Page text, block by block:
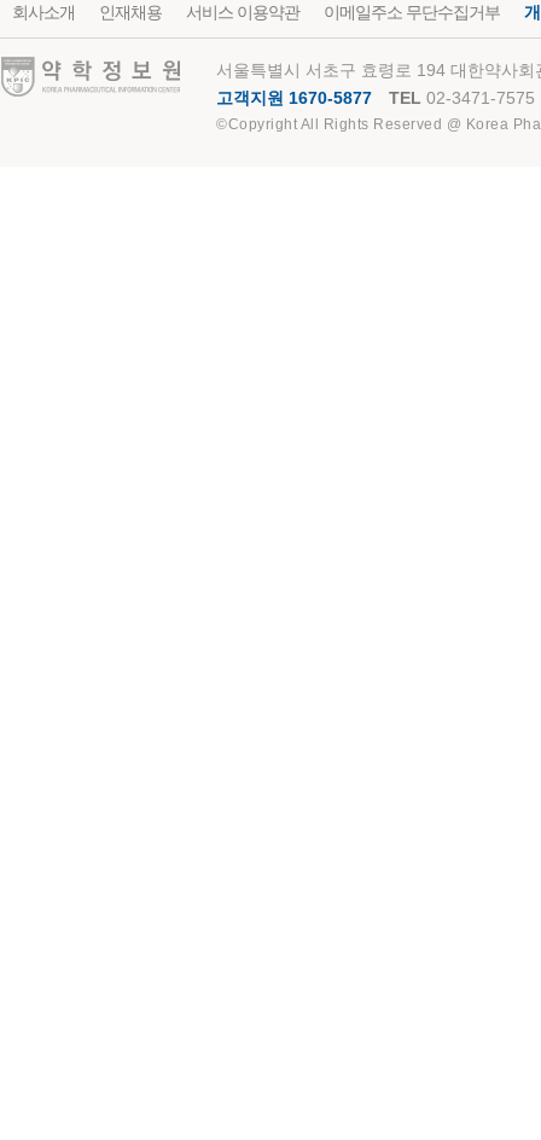
회사소개 인재채용 서비스 이용약관 이메일주소 무단수집거부
약학정보원
서울특별시 서초구 효령로 194 대한약사
고객지원 1670-5877
TEL 02-3471-7575
©Copyright All Rights Reserved @ Korea